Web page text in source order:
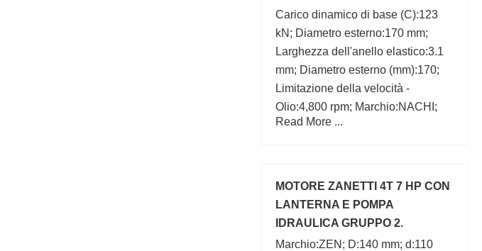
Carico dinamico di base (C):123
kN; Diametro esterno:170 mm;
Larghezza dell'anello elastico:3.1
mm; Diametro esterno (mm):170;
Limitazione della velocità -
Olio:4,800 rpm; Marchio:NACHI;
Raggio di filetto/smussola:2.1 mm;
Read More ...
MOTORE ZANETTI 4T 7 HP CON
LANTERNA E POMPA
IDRAULICA GRUPPO 2.
OLEODINAMICA
Marchio:ZEN; D:140 mm; d:110